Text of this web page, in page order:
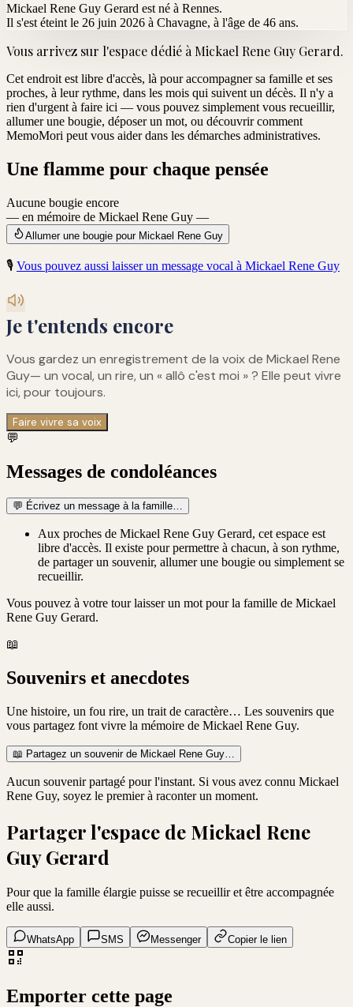
Mickael Rene Guy Gerard est né à Rennes.
Il s'est éteint le 26 juin 2026 à Chavagne, à l'âge de 46 ans.
Vous arrivez sur l'espace dédié à Mickael Rene Guy Gerard.
Cet endroit est libre d'accès, là pour accompagner sa famille et ses
proches, à leur rythme, dans les mois qui suivent un décès. Il n'y a
rien d'urgent à faire ici — vous pouvez simplement vous recueillir,
allumer une bougie, déposer un mot, ou découvrir comment
MemoMori peut vous aider dans les démarches administratives.
Une flamme pour chaque pensée
Aucune bougie encore
— en mémoire de Mickael Rene Guy —
Allumer une bougie pour Mickael Rene Guy
🎙️ Vous pouvez aussi laisser un message vocal à Mickael Rene Guy
Je t'entends encore
Vous gardez un enregistrement de la voix de Mickael Rene
Guy— un vocal, un rire, un « allô c'est moi » ? Elle peut vivre
ici, pour toujours.
Faire vivre sa voix
💬
Messages de condoléances
💬 Écrivez un message à la famille…
Aux proches de Mickael Rene Guy Gerard, cet espace est
libre d'accès. Il existe pour permettre à chacun, à son rythme,
de partager un souvenir, allumer une bougie ou simplement se
recueillir.
Vous pouvez à votre tour laisser un mot pour la famille de Mickael
Rene Guy Gerard.
📖
Souvenirs et anecdotes
Une histoire, un fou rire, un trait de caractère… Les souvenirs que
vous partagez font vivre la mémoire de Mickael Rene Guy.
📖 Partagez un souvenir de Mickael Rene Guy…
Aucun souvenir partagé pour l'instant. Si vous avez connu Mickael
Rene Guy, soyez le premier à raconter un moment.
Partager l'espace de Mickael Rene
Guy Gerard
Pour que la famille élargie puisse se recueillir et être accompagnée
elle aussi.
WhatsApp SMS Messenger Copier le lien
Emporter cette page